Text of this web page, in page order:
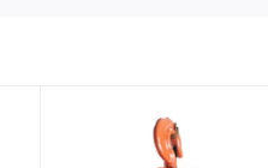
dạng lồi hạn chế tối đa va đập,